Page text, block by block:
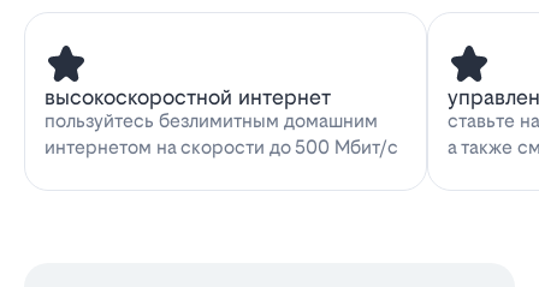
высокоскоростной интернет
пользуйтесь безлимитным домашним
интернетом на скорости до 500 Мбит/с
ставьте
а также